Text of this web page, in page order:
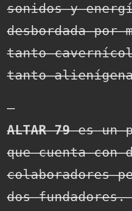
sonidos y
desbordada por
tanto
tanto
ALTAR 79es un
que cuenta con
colaboradores
dos